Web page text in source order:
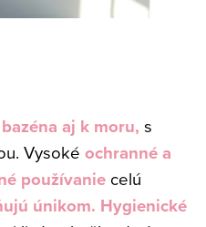
aj k moru, s
Vysoké ochranné a
používanie celú
únikom. Hygienické